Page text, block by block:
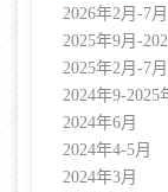
2026年2月-7月
2025年9月-
2025年2月-7月
2024年9-2025
2024年6月
2024年4-5月
2024年3月